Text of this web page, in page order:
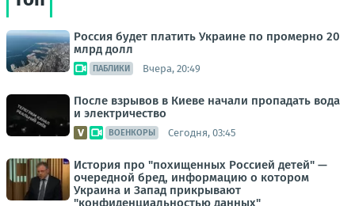
Россия будет платить Украине по промерно 20
млрд долл
ПАБЛИКИ Вчера, 20:49
После взрывов в Киеве начали пропадать вода
и электричество
ВОЕНКОРЫ Сегодня, 03:45
История про "похищенных Россией детей" —
очередной бред, информацию о котором
Украина и Запад прикрывают
"конфиденциальностью данных"